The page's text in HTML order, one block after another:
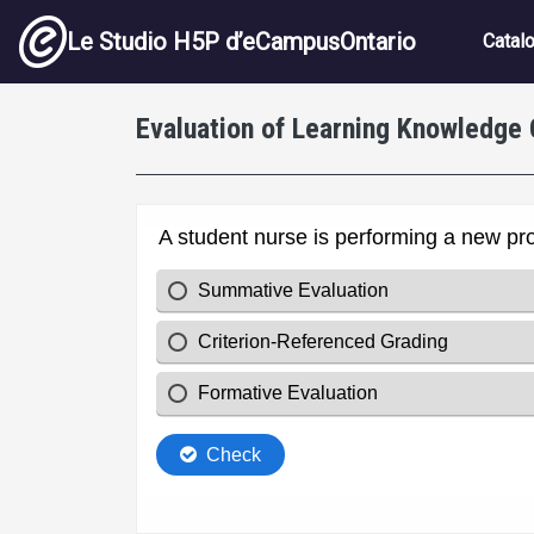
Aller au contenu principal
Le Studio H5P d’eCampusOntario
Evaluation of Learning Knowledge